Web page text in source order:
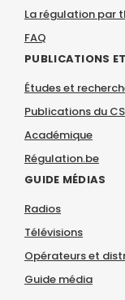
La régulation par
FAQ
PUBLICATIONS
Études et
Publications du
Académique
Régulation.be
GUIDE MÉDIAS
Radios
Télévisions
Opérateurs et
Guide média